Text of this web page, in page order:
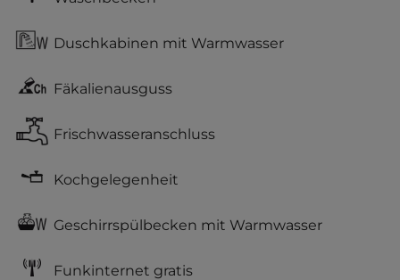
Duschkabinen mit Warmwasser
Fäkalienausguss
Frischwasseranschluss
Kochgelegenheit
Geschirrspülbecken mit Warmwasser
Funkinternet gratis